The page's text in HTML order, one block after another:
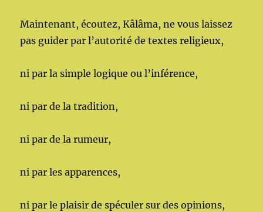
Maintenant, écoutez, Kâlâma, ne vous laissez
pas guider par l’autorité de textes religieux,
ni par la simple logique ou l’inférence,
ni par de la tradition,
ni par de la rumeur,
ni par les apparences,
ni par le plaisir de spéculer sur des opinions,